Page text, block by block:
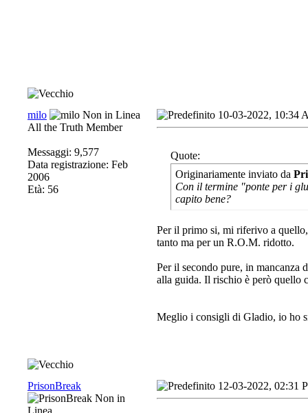
milo
All the Truth Member
Messaggi: 9,577
Data registrazione: Feb
2006
Età: 56
10-03-2022, 10:34
Quote:
Originariamente inviato da
Con il termine "ponte per i
capito bene?
Per il primo si, mi riferivo a
tanto ma per un R.O.M. ridotto.
Per il secondo pure, in mancanza
alla guida. Il rischio è però quello
Meglio i consigli di Gladio, io ho
PrisonBreak 12-03-2022, 02:31